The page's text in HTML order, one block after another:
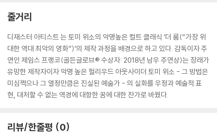
줄거리
디재스터 아티스트 는 토미 위소의 악명높은 컬트 클래식 ‘더 룸(“가장 위
대한 역대 최악의 영화”)’의 제작 과정을 배경으로 하고 있다. 감독이자 주
연인 제임스 프랭코(골든글로브® 수상자: 2018년 남우 주연상)는 장래가
유망한 제작자이자 악명 높은 헐리우드 아웃사이더 토미 위소 - 그 방법은
미심쩍으나 그 열정만큼은 진실된 예술가 - 의 실화를 우정과 예술적 표
현, 대처할 수 없는 역경에 대항한 꿈에 대한 찬가로 바꿨다.
리뷰/한줄평 0